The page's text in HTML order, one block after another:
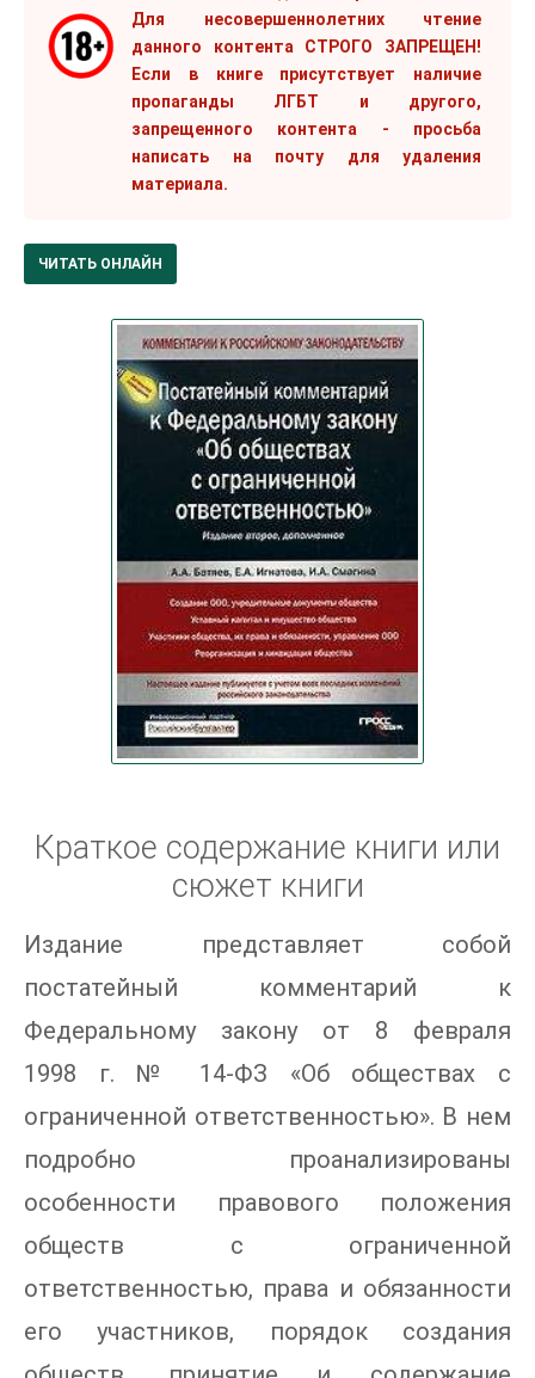
Для несовершеннолетних чтение
данного контента СТРОГО ЗАПРЕЩЕН!
Если в книге присутствует наличие
пропаганды ЛГБТ и другого,
запрещенного контента - просьба
написать на почту для удаления
материала.
ЧИТАТЬ ОНЛАЙН
Краткое содержание книги или
сюжет книги
Издание представляет собой
постатейный комментарий к
Федеральному закону от 8 февраля
1998 г. № 14-ФЗ «Об обществах с
ограниченной ответственностью». В нем
подробно проанализированы
особенности правового положения
обществ с ограниченной
ответственностью, права и обязанности
его участников, порядок создания